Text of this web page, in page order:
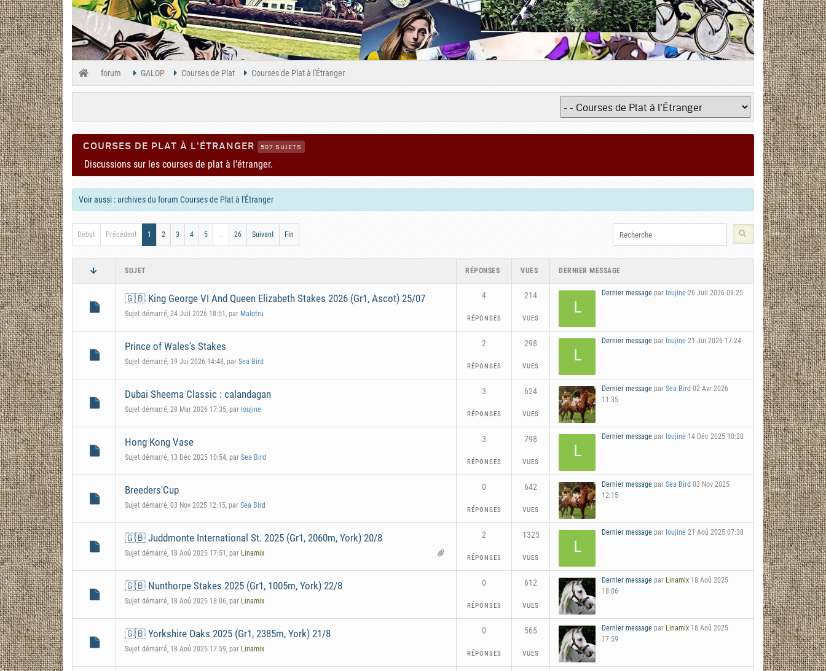
forum GALOP Courses de Plat Courses de Plat à l'Étranger
COURSES DE PLAT À L'ÉTRANGER 507 SUJETS
Discussions sur les courses de plat à l'étranger.
Voir aussi :archives du forum Courses de Plat à l'Étranger
Début Précédent 1 2 3 4 5 ... 26 Suivant Fin
SUJET RÉPONSES VUES DERNIER MESSAGE
🇬🇧 King George VI And Queen Elizabeth Stakes 2026 (Gr1, Ascot) 25/07
Sujet démarré, 24 Juil 2026 18:51, par Malotru
4
RÉPONSES
214
VUES
Dernier message par loujine 26 Juil 2026 09:25
Prince of Wales's Stakes
Sujet démarré, 19 Jui 2026 14:48, par Sea Bird
2
RÉPONSES
298
VUES
Dernier message par loujine 21 Jui 2026 17:24
Dubai Sheema Classic : calandagan
Sujet démarré, 28 Mar 2026 17:35, par loujine
3
RÉPONSES
624
VUES
Dernier message par Sea Bird 02 Avr 2026
11:35
Hong Kong Vase
Sujet démarré, 13 Déc 2025 10:54, par Sea Bird
3
RÉPONSES
798
VUES
Dernier message par loujine 14 Déc 2025 10:20
Breeders'Cup
Sujet démarré, 03 Nov 2025 12:15, par Sea Bird
0
RÉPONSES
642
VUES
Dernier message par Sea Bird 03 Nov 2025
12:15
🇬🇧 Juddmonte International St. 2025 (Gr1, 2060m, York) 20/8
Sujet démarré, 18 Aoû 2025 17:51, par Linamix
2
RÉPONSES
1325
VUES
Dernier message par loujine 21 Aoû 2025 07:38
🇬🇧 Nunthorpe Stakes 2025 (Gr1, 1005m, York) 22/8
Sujet démarré, 18 Aoû 2025 18:06, par Linamix
0
RÉPONSES
612
VUES
Dernier message par Linamix 18 Aoû 2025
18:06
🇬🇧 Yorkshire Oaks 2025 (Gr1, 2385m, York) 21/8
Sujet démarré, 18 Aoû 2025 17:59, par Linamix
0
RÉPONSES
565
VUES
Dernier message par Linamix 18 Aoû 2025
17:59